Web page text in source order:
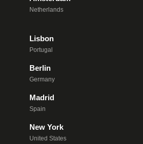
Netherlands
Lisbon
Portugal
Berlin
Germany
Madrid
Spain
New York
United States